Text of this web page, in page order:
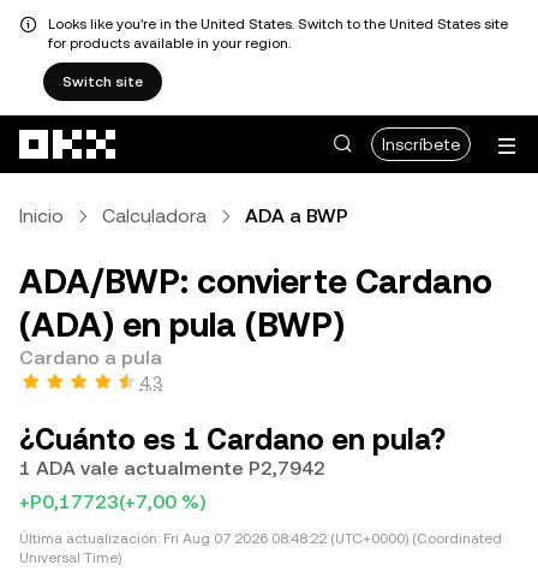
Looks like you're in the United States. Switch to the United States site
for products available in your region.
Switch site
Inscríbete
Inicio Calculadora ADA a BWP
ADA/BWP: convierte Cardano
(ADA) en pula (BWP)
Cardano a pula
4,3
¿Cuánto es 1 Cardano en pula?
1 ADA vale actualmente P2,7942
+P0,17723(+7,00 %)
Última actualización: Fri Aug 07 2026 08:48:22 (UTC+0000) (Coordinated
Universal Time)